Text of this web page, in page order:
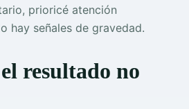
prioricé atención
hay señales de gravedad.
resultado no